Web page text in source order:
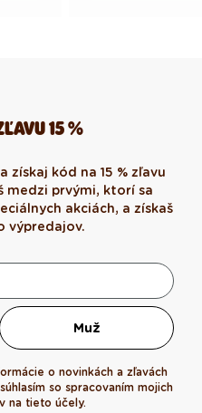
15 %
získaj kód na 15 % zľavu
medzi prvými, ktorí sa
akciách, a získaš
výpredajov.
Muž
o novinkách a zľavách
so spracovaním mojich
na tieto účely.